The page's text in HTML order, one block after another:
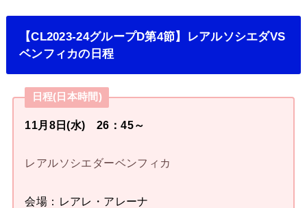
【CL2023-24グループD第4節】レアルソシエダVS
ベンフィカの日程
日程(日本時間)
11月8日(水) 26：45～
レアルソシエダーベンフィカ
会場：レアレ・アレーナ